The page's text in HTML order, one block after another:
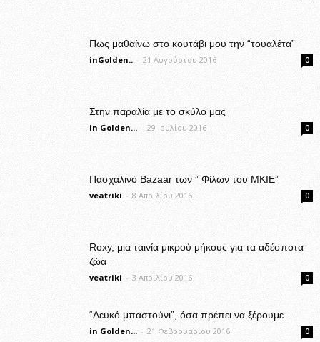
Πως μαθαίνω στο κουτάβι μου την “τουαλέτα”
inGolden.. - 21 Αυγούστου 2016 0
Στην παραλία με το σκύλο μας
in Golden... - 29 Ιουλίου 2016 0
Πασχαλινό Bazaar των ” Φίλων του ΜΚΙΕ”
veatriki - 8 Απριλίου 2016 0
Roxy, μια ταινία μικρού μήκους για τα αδέσποτα
ζώα
veatriki - 3 Απριλίου 2016 0
“Λευκό μπαστούνι”, όσα πρέπει να ξέρουμε
in Golden... - 21 Φεβρουαρίου 2016 0